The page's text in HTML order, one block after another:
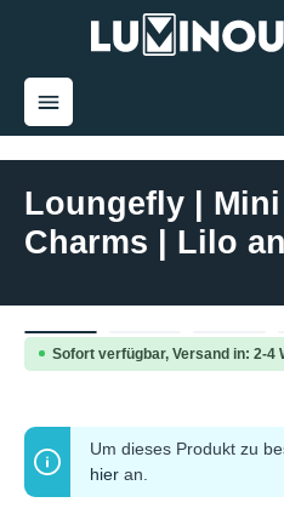
springen
Loungefly |
Charms | Lilo
Sofort verfügbar, Versand in: 2-4
Um dieses Produkt zu
hier an.